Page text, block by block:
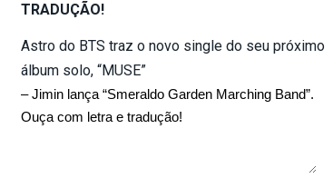
TRADUÇÃO!
Astro do BTS traz o novo single do seu próximo
álbum solo, “MUSE”
– Jimin lança “Smeraldo Garden Marching Band”.
Ouça com letra e tradução!